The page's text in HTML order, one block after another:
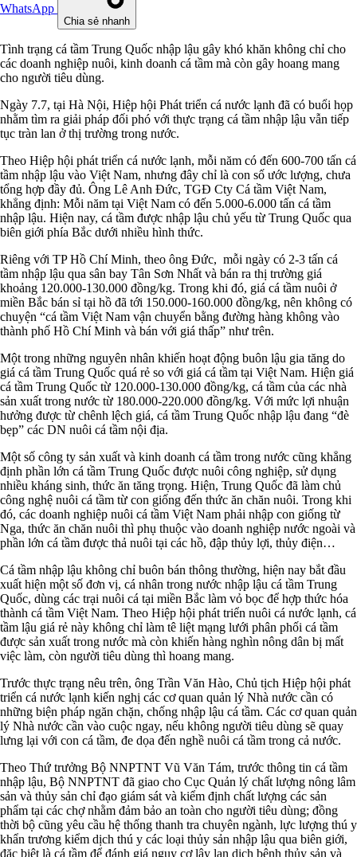
WhatsApp
Chia sẻ nhanh
Tình trạng cá tầm Trung Quốc nhập lậu gây khó khăn không chỉ cho
các doanh nghiệp nuôi, kinh doanh cá tầm mà còn gây hoang mang
cho người tiêu dùng.
Ngày 7.7, tại Hà Nội, Hiệp hội Phát triển cá nước lạnh đã có buổi họp
nhằm tìm ra giải pháp đối phó với thực trạng cá tầm nhập lậu vẫn tiếp
tục tràn lan ở thị trường trong nước.
Theo Hiệp hội phát triển cá nước lạnh, mỗi năm có đến 600-700 tấn cá
tầm nhập lậu vào Việt Nam, nhưng đây chỉ là con số ước lượng, chưa
tổng hợp đầy đủ. Ông Lê Anh Đức, TGĐ Cty Cá tầm Việt Nam,
khẳng định: Mỗi năm tại Việt Nam có đến 5.000-6.000 tấn cá tầm
nhập lậu. Hiện nay, cá tầm được nhập lậu chủ yếu từ Trung Quốc qua
biên giới phía Bắc dưới nhiều hình thức.
Riêng với TP Hồ Chí Minh, theo ông Đức, mỗi ngày có 2-3 tấn cá
tầm nhập lậu qua sân bay Tân Sơn Nhất và bán ra thị trường giá
khoảng 120.000-130.000 đồng/kg. Trong khi đó, giá cá tầm nuôi ở
miền Bắc bán sỉ tại hồ đã tới 150.000-160.000 đồng/kg, nên không có
chuyện “cá tầm Việt Nam vận chuyển bằng đường hàng không vào
thành phố Hồ Chí Minh và bán với giá thấp” như trên.
Một trong những nguyên nhân khiến hoạt động buôn lậu gia tăng do
giá cá tầm Trung Quốc quá rẻ so với giá cá tầm tại Việt Nam. Hiện giá
cá tầm Trung Quốc từ 120.000-130.000 đồng/kg, cá tầm của các nhà
sản xuất trong nước từ 180.000-220.000 đồng/kg. Với mức lợi nhuận
hưởng được từ chênh lệch giá, cá tầm Trung Quốc nhập lậu đang “đè
bẹp” các DN nuôi cá tầm nội địa.
Một số công ty sản xuất và kinh doanh cá tầm trong nước cũng khẳng
định phần lớn cá tầm Trung Quốc được nuôi công nghiệp, sử dụng
nhiều kháng sinh, thức ăn tăng trọng. Hiện, Trung Quốc đã làm chủ
công nghệ nuôi cá tầm từ con giống đến thức ăn chăn nuôi. Trong khi
đó, các doanh nghiệp nuôi cá tầm Việt Nam phải nhập con giống từ
Nga, thức ăn chăn nuôi thì phụ thuộc vào doanh nghiệp nước ngoài và
phần lớn cá tầm được thả nuôi tại các hồ, đập thủy lợi, thủy điện…
Cá tầm nhập lậu không chỉ buôn bán thông thường, hiện nay bắt đầu
xuất hiện một số đơn vị, cá nhân trong nước nhập lậu cá tầm Trung
Quốc, dùng các trại nuôi cá tại miền Bắc làm vỏ bọc để hợp thức hóa
thành cá tầm Việt Nam. Theo Hiệp hội phát triển nuôi cá nước lạnh, cá
tầm lậu giá rẻ này không chỉ làm tê liệt mạng lưới phân phối cá tầm
được sản xuất trong nước mà còn khiến hàng nghìn nông dân bị mất
việc làm, còn người tiêu dùng thì hoang mang.
Trước thực trạng nêu trên, ông Trần Văn Hào, Chủ tịch Hiệp hội phát
triển cá nước lạnh kiến nghị các cơ quan quản lý Nhà nước cần có
những biện pháp ngăn chặn, chống nhập lậu cá tầm. Các cơ quan quản
lý Nhà nước cần vào cuộc ngay, nếu không người tiêu dùng sẽ quay
lưng lại với con cá tầm, đe dọa đến nghề nuôi cá tầm trong cả nước.
Theo Thứ trưởng Bộ NNPTNT Vũ Văn Tám, trước thông tin cá tầm
nhập lậu, Bộ NNPTNT đã giao cho Cục Quản lý chất lượng nông lâm
sản và thủy sản chỉ đạo giám sát và kiểm định chất lượng các sản
phẩm tại các chợ nhằm đảm bảo an toàn cho người tiêu dùng; đồng
thời bộ cũng yêu cầu hệ thống thanh tra chuyên ngành, lực lượng thú y
khẩn trương kiểm dịch thú y các loại thủy sản nhập lậu qua biên giới,
đặc biệt là cá tầm để đánh giá nguy cơ lây lan dịch bệnh thủy sản và